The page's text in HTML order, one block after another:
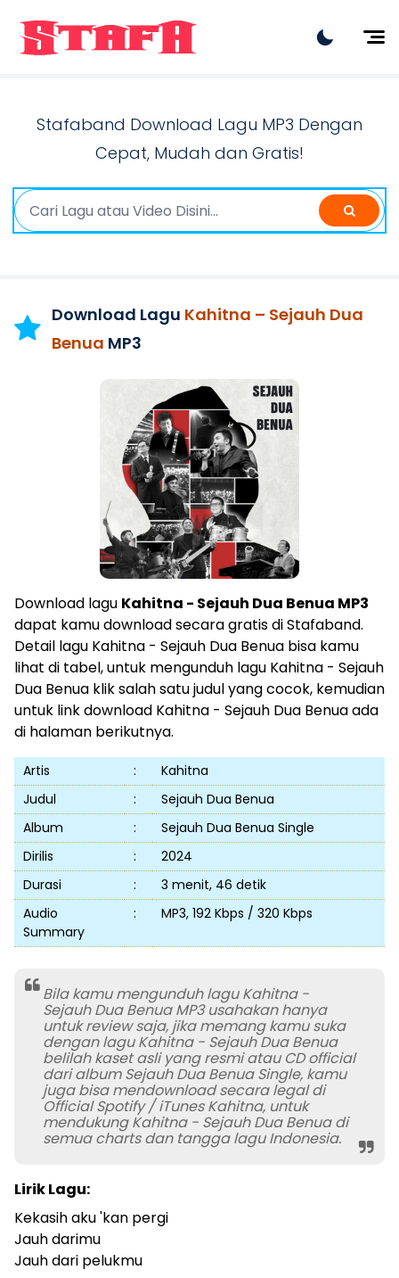
Artist
Lagu Viral
Lagu Hits
Rilis Terbaru
Dangdut
Stafaband Download Lagu MP3 Dengan
Cepat, Mudah dan Gratis!
Download Lagu Kahitna – Sejauh Dua
Benua MP3
Download lagu Kahitna - Sejauh Dua Benua MP3
dapat kamu download secara gratis di Stafaband.
Detail lagu Kahitna - Sejauh Dua Benua bisa kamu
lihat di tabel, untuk mengunduh lagu Kahitna - Sejauh
Dua Benua klik salah satu judul yang cocok, kemudian
untuk link download Kahitna - Sejauh Dua Benua ada
di halaman berikutnya.
Artis :
Kahitna
Judul
:
Sejauh Dua Benua
Album
:
Sejauh Dua Benua Single
Dirilis
:
2024
Durasi
:
3 menit, 46 detik
Audio
Summary
: MP3, 192 Kbps / 320 Kbps
Bila kamu mengunduh lagu Kahitna -
Sejauh Dua Benua MP3 usahakan hanya
untuk review saja, jika memang kamu suka
dengan lagu Kahitna - Sejauh Dua Benua
belilah kaset asli yang resmi atau CD official
dari album Sejauh Dua Benua Single, kamu
juga bisa mendownload secara legal di
Official Spotify / iTunes Kahitna, untuk
mendukung Kahitna - Sejauh Dua Benua di
semua charts dan tangga lagu Indonesia.
Lirik Lagu:
Kekasih aku 'kan pergi
Jauh darimu
Jauh dari pelukmu